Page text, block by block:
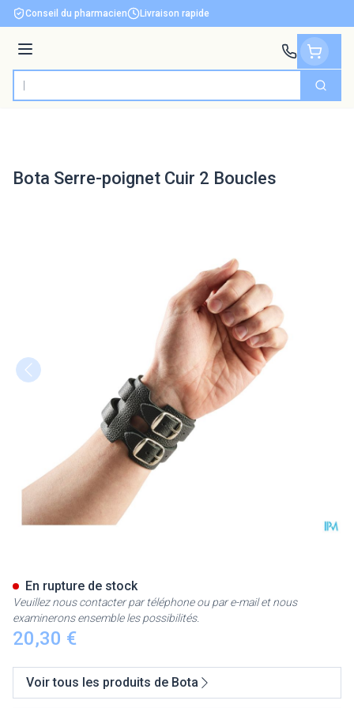
Aller au contenu
Conseil du pharmacien Livraison rapide
Menu
Rechercher
Bota Serre-poignet Cuir 2 Boucles
20,30 €
En rupture de stock
Veuillez nous contacter par téléphone ou par e-mail et nous
examinerons ensemble les possibilités.
Voir tous les produits de Bota